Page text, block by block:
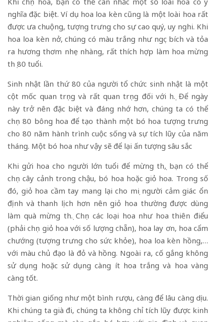
nghĩa đặc biệt. Ví dụ hoa loa kèn cũng là một loài hoa rất
được ưa chuộng, tượng trưng cho sự cao quý, uy nghi. Khi
hoa loa kèn nở, chúng có màu trắng như ngọc bích và tỏa
ra hương thơm nhẹ nhàng, rất thích hợp làm hoa mừng
thọ 80 tuổi.
Sinh nhật lần thứ 80 của người tổ chức sinh nhật là một
cột mốc quan trọng và rất quan trọng đối với họ. Để ngày
này trở nên đặc biệt và đáng nhớ hơn, chúng ta có thể
chọn 80 bông hoa để tạo thành một bó hoa tượng trưng
cho 80 năm hành trình cuộc sống và sự tích lũy của năm
tháng. Một bó hoa như vậy sẽ để lại ấn tượng sâu sắc
Khi gửi hoa cho người lớn tuổi để mừng thọ, bạn có thể
chọn cây cảnh trong chậu, bó hoa hoặc giỏ hoa. Trong số
đó, giỏ hoa cầm tay mang lại cho mọi người cảm giác ổn
định và thanh lịch hơn nên giỏ hoa thường được dùng
làm quà mừng thọ. Chọn các loại hoa như hoa thiên điểu
(phải chọn giỏ hoa với số lượng chẵn), hoa lay ơn, hoa cẩm
chướng (tượng trưng cho sức khỏe), hoa loa kèn hồng,…
với màu chủ đạo là đỏ và hồng. Ngoài ra, cố gắng không
sử dụng hoặc sử dụng càng ít hoa trắng và hoa vàng
càng tốt.
Thời gian giống như một bình rượu, càng để lâu càng dịu.
Khi chúng ta già đi, chúng ta không chỉ tích lũy được kinh